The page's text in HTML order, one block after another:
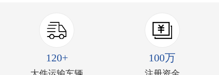
120+ 100万